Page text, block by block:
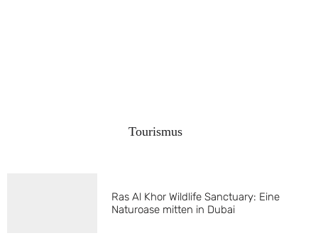
Tourismus
Ras Al Khor Wildlife Sanctuary: Eine
Naturoase mitten in Dubai